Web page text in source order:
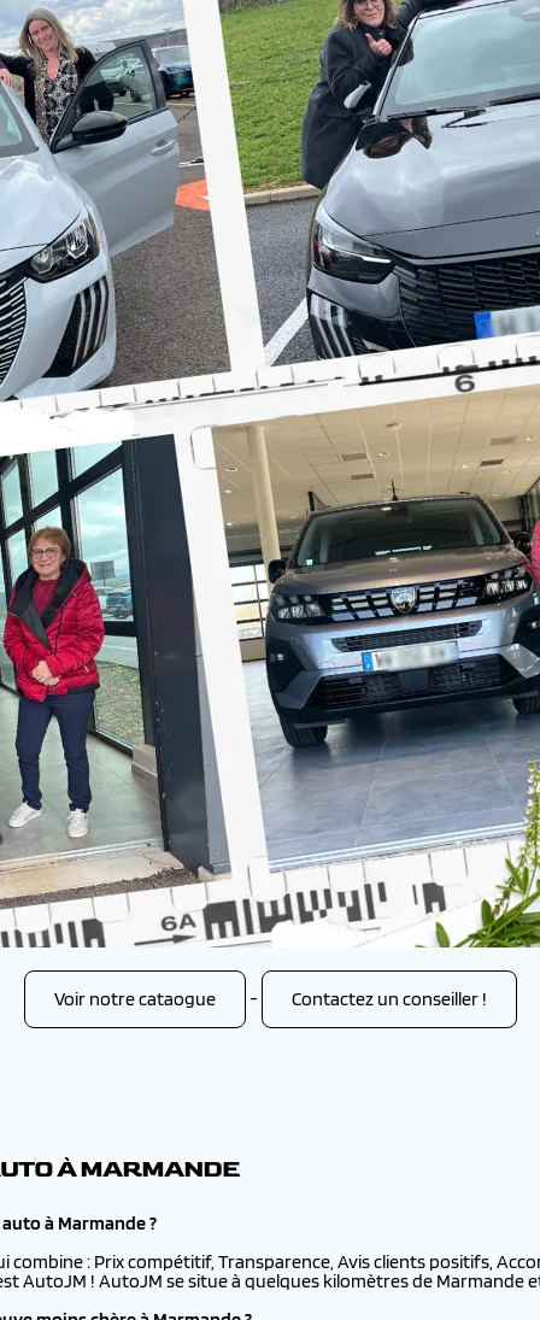
Voir notre cataogue - Contactez un conseiller !
À MARMANDE
à Marmande ?
combine : Prix compétitif, Transparence, Avis clients positifs,
AutoJM ! AutoJM se situe à quelques kilomètres de Marmande